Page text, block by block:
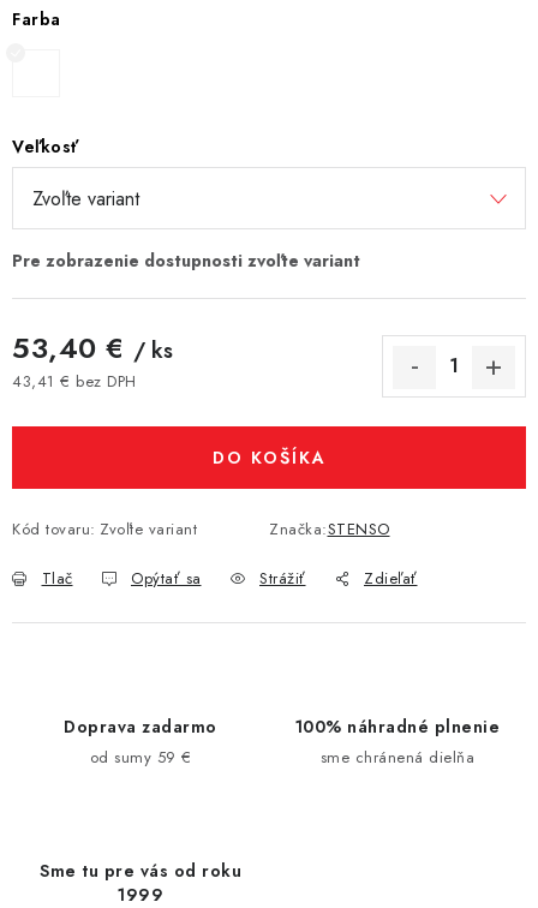
Farba
Veľkosť
53,40 € / ks
43,41 € bez DPH
DO KOŠÍKA
Kód tovaru: Zvoľte variant Značka:STENSO
Tlač Opýtať sa Strážiť Zdieľať
Doprava zadarmo
od sumy 59 €
100% náhradné plnenie
sme chránená dielňa
Sme tu pre vás od roku
1999